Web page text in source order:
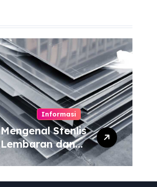
Informasi
Mengenal Stenlis
Lembaran dan
Komposisinya